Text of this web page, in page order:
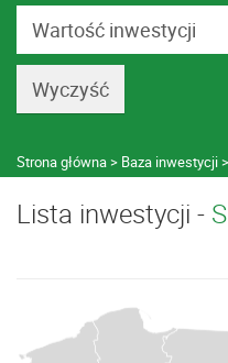
Wartość inwestycji
Strona główna Baza inwestycji
Lista inwestycji -